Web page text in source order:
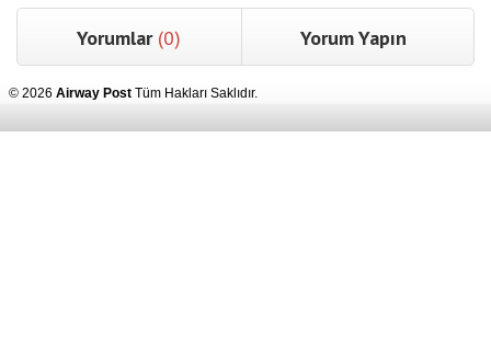
Yorumlar (0) Yorum Yapın
© 2026 Airway Post Tüm Hakları Saklıdır.